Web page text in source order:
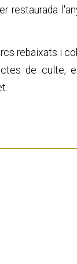
restaurada
rebaixats i
de culte,